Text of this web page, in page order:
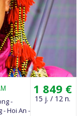
1 849 €
15 j. / 12 n.
-
- Hoi An -